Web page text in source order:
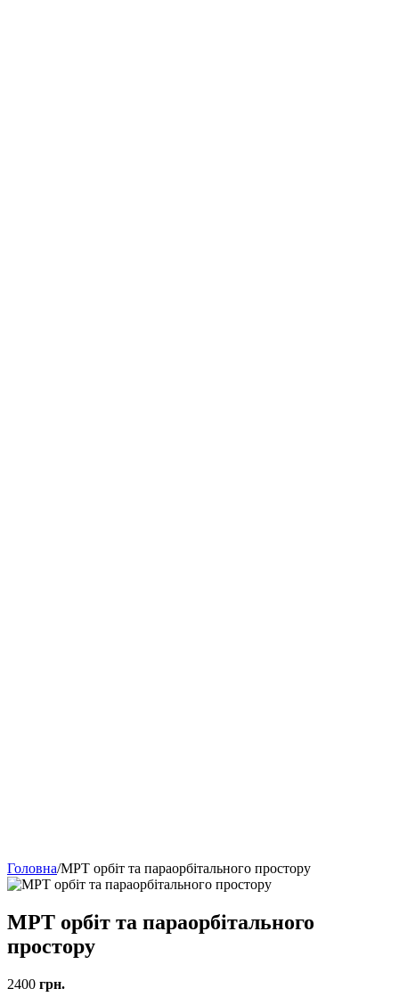
Головна/МРТ орбіт та параорбітального простору
МРТ орбіт та параорбітального
простору
2400 грн.